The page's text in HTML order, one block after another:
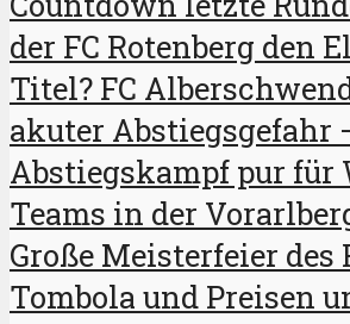
der FC Rotenberg den
Titel? FC
akuter Abstiegsgefahr
Abstiegskampf pur für
Teams in der
Große Meisterfeier des
Tombola und Preisen